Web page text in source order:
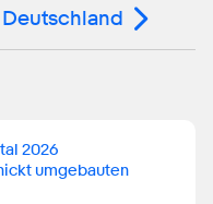
2026
umgebauten